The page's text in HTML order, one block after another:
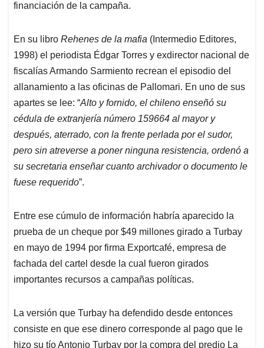
financiación de la campaña.
En su libro Rehenes de la mafia (Intermedio Editores,
1998) el periodista Édgar Torres y exdirector nacional de
fiscalías Armando Sarmiento recrean el episodio del
allanamiento a las oficinas de Pallomari. En uno de sus
apartes se lee: “Alto y fornido, el chileno enseñó su
cédula de extranjería número 159664 al mayor y
después, aterrado, con la frente perlada por el sudor,
pero sin atreverse a poner ninguna resistencia, ordenó a
su secretaria enseñar cuanto archivador o documento le
fuese requerido”.
Entre ese cúmulo de información habría aparecido la
prueba de un cheque por $49 millones girado a Turbay
en mayo de 1994 por firma Exportcafé, empresa de
fachada del cartel desde la cual fueron girados
importantes recursos a campañas políticas.
La versión que Turbay ha defendido desde entonces
consiste en que ese dinero corresponde al pago que le
hizo su tío Antonio Turbay por la compra del predio La